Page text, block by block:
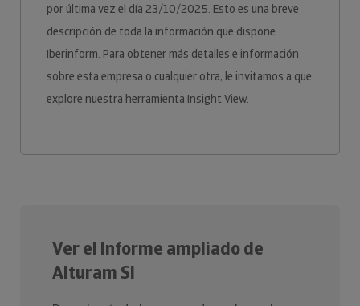
por última vez el día 23/10/2025. Esto es una breve
descripción de toda la información que dispone
Iberinform. Para obtener más detalles e información
sobre esta empresa o cualquier otra, le invitamos a que
explore nuestra herramienta Insight View.
Ver el Informe ampliado de
Alturam Sl